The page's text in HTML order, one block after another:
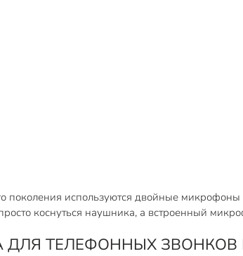
поколения используются двойные
коснуться наушника, а встроенный
ДЛЯ ТЕЛЕФОННЫХ